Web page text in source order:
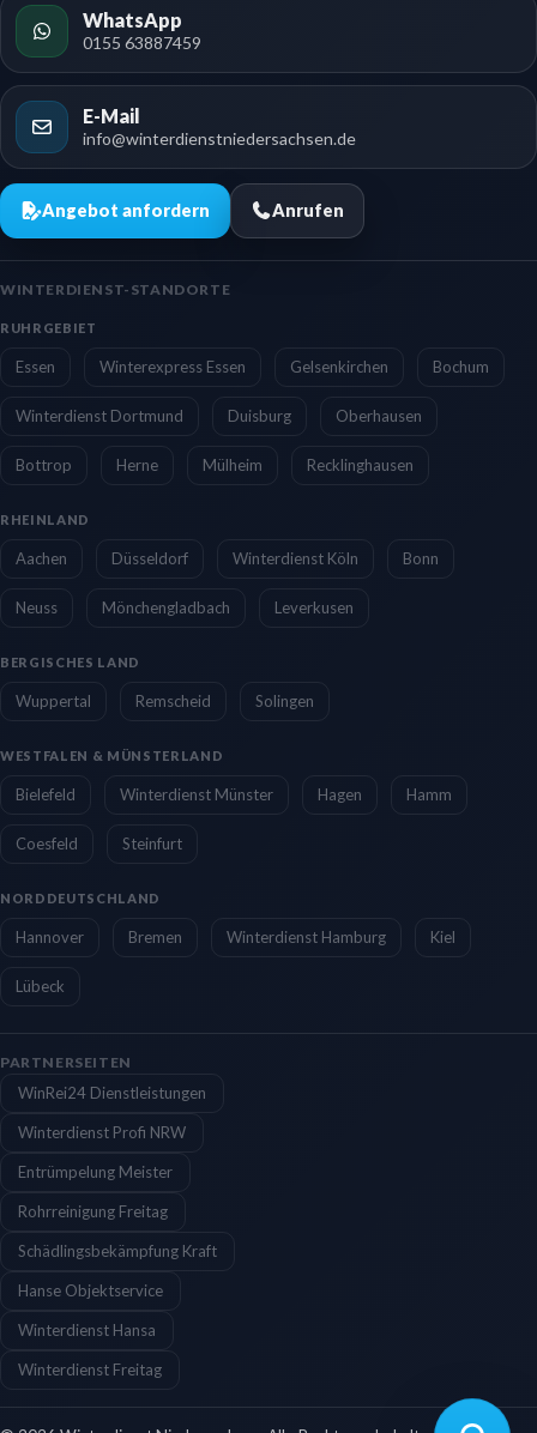
WhatsApp
0155 63887459
E-Mail
info@winterdienstniedersachsen.de
Angebot anfordern Anrufen
WINTERDIENST-STANDORTE
RUHRGEBIET
Essen Winterexpress Essen Gelsenkirchen Bochum
Winterdienst Dortmund Duisburg Oberhausen
Bottrop Herne Mülheim Recklinghausen
RHEINLAND
Aachen Düsseldorf Winterdienst Köln Bonn
Neuss Mönchengladbach Leverkusen
BERGISCHES LAND
Wuppertal Remscheid Solingen
WESTFALEN & MÜNSTERLAND
Bielefeld Winterdienst Münster Hagen Hamm
Coesfeld Steinfurt
NORDDEUTSCHLAND
Hannover Bremen Winterdienst Hamburg Kiel
Lübeck
PARTNERSEITEN
WinRei24 Dienstleistungen
Winterdienst Profi NRW
Entrümpelung Meister
Rohrreinigung Freitag
Schädlingsbekämpfung Kraft
Hanse Objektservice
Winterdienst Hansa
Winterdienst Freitag